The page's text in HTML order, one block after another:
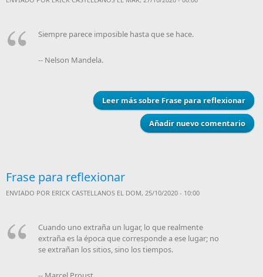
Siempre parece imposible hasta que se hace.
-- Nelson Mandela.
Leer mássobre Frase para reflexionar
Añadir nuevo comentario
Frase para reflexionar
ENVIADO POR ERICK CASTELLANOS EL DOM, 25/10/2020 - 10:00
Cuando uno extraña un lugar, lo que realmente
extraña es la época que corresponde a ese lugar; no
se extrañan los sitios, sino los tiempos.